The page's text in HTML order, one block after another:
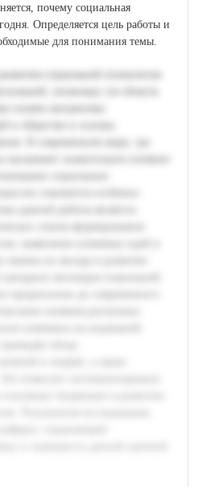
почему социальная
Определяется цель работы и
для понимания темы.